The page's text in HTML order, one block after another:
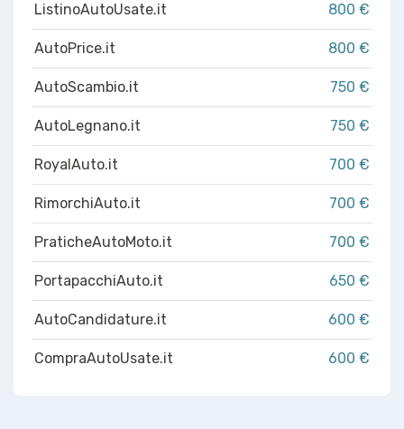
ListinoAutoUsate.it 800 €
AutoPrice.it 800 €
AutoScambio.it 750 €
AutoLegnano.it 750 €
RoyalAuto.it 700 €
RimorchiAuto.it 700 €
PraticheAutoMoto.it 700 €
PortapacchiAuto.it 650 €
AutoCandidature.it 600 €
CompraAutoUsate.it 600 €